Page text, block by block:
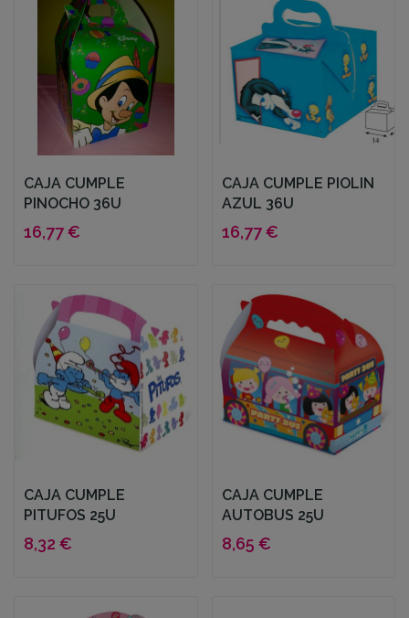
CAJA CUMPLE
PINOCHO 36U
16,77 €
CAJA CUMPLE PIOLIN
AZUL 36U
16,77 €
CAJA CUMPLE
PITUFOS 25U
8,32 €
CAJA CUMPLE
AUTOBUS 25U
8,65 €